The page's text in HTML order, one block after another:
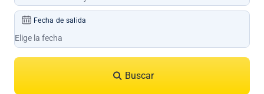
Fecha de salida
Buscar